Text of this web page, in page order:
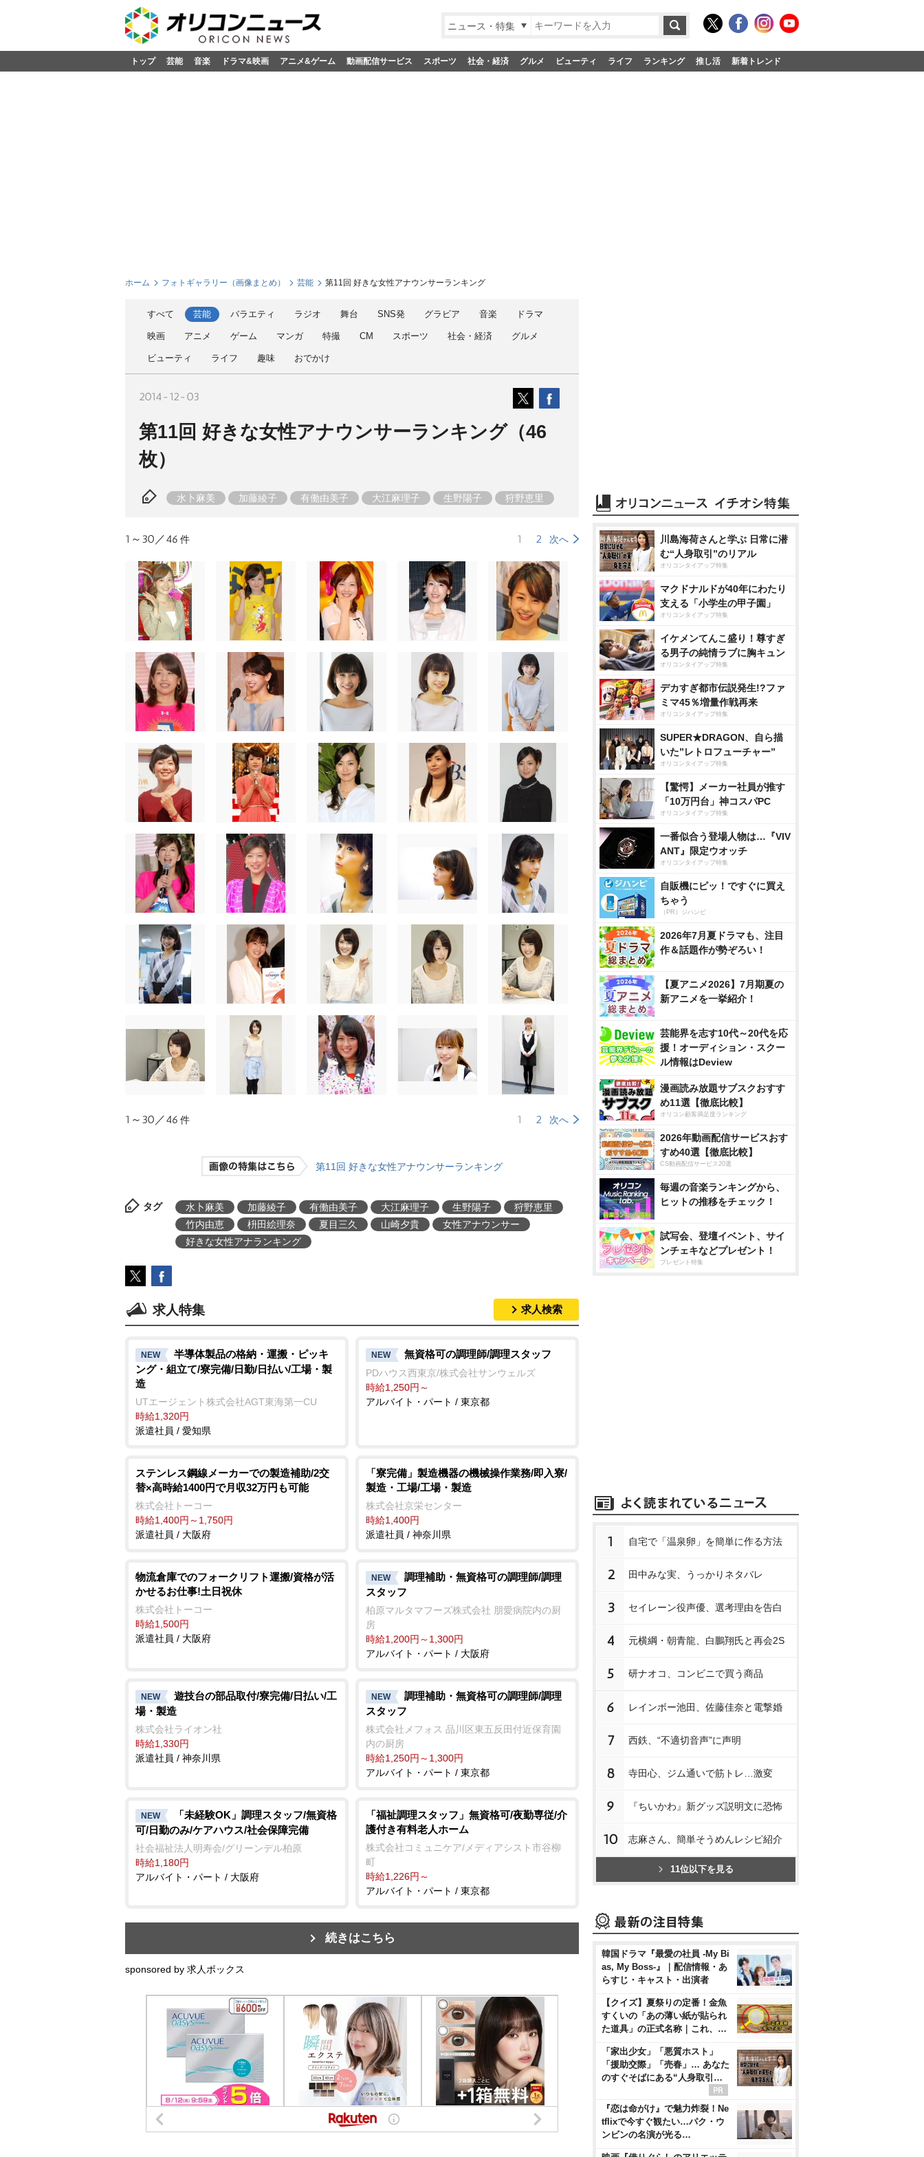
ニュース・特集
トップ 芸能 音楽 ドラマ&映画 アニメ&ゲーム 動画配信サービス スポーツ 社会・経済 グルメ ビューティ ライフ ランキング 推し活 新着トレンド
ホーム フォトギャラリー（画像まとめ） 芸能 第11回 好きな女性アナウンサーランキング
すべて 芸能 バラエティ ラジオ 舞台 SNS発 グラビア 音楽 ドラマ
映画 アニメ ゲーム マンガ 特撮 CM スポーツ 社会・経済 グルメ
ビューティ ライフ 趣味 おでかけ
2014-12-03
第11回 好きな女性アナウンサーランキング（46
枚）
水卜麻美 加藤綾子 有働由美子 大江麻理子 生野陽子
狩野恵里
1～30／46 件 1 2 次へ
1～30／46 件 1 2 次へ
第11回 好きな女性アナウンサーランキング
タグ 水卜麻美 加藤綾子 有働由美子 大江麻理子 生野陽子
狩野恵里
竹内由恵
枡田絵理奈 夏目三久 山崎夕貴
女性アナウンサー
好きな女性アナランキング
求人特集 求人検索
NEW
半導体製品の格納・運搬・ピッキ
ング・組立て/寮完備/日勤/日払い/工場・製
造
UTエージェント株式会社AGT東海第一CU
時給1,320円
派遣社員 / 愛知県
NEW 無資格可の調理師/調理スタッフ
PDハウス西東京/株式会社サンウェルズ
時給1,250円～
アルバイト・パート / 東京都
ステンレス鋼線メーカーでの製造補助/2交
替×高時給1400円で月収32万円も可能
株式会社トーコー
時給1,400円～1,750円
派遣社員 / 大阪府
「寮完備」製造機器の機械操作業務/即入寮/
製造・工場/工場・製造
株式会社京栄センター
時給1,400円
派遣社員 / 神奈川県
物流倉庫でのフォークリフト運搬/資格が活
かせるお仕事!土日祝休
株式会社トーコー
時給1,500円
派遣社員 / 大阪府
NEW
調理補助・無資格可の調理師/調理
スタッフ
柏原マルタマフーズ株式会社 朋愛病院内の厨
房
時給1,200円～1,300円
アルバイト・パート / 大阪府
NEW
遊技台の部品取付/寮完備/日払い/工
場・製造
株式会社ライオン社
時給1,330円
派遣社員 / 神奈川県
NEW
調理補助・無資格可の調理師/調理
スタッフ
株式会社メフォス 品川区東五反田付近保育園
内の厨房
時給1,250円～1,300円
アルバイト・パート / 東京都
NEW
「未経験OK」調理スタッフ/無資格
可/日勤のみ/ケアハウス/社会保障完備
社会福祉法人明寿会/グリーンデル柏原
時給1,180円
アルバイト・パート / 大阪府
「福祉調理スタッフ」無資格可/夜勤専従/介
護付き有料老人ホーム
株式会社コミュニケア/メディアシスト市谷柳
町
時給1,226円～
アルバイト・パート / 東京都
続きはこちら
sponsored by 求人ボックス
川島海荷さんと学ぶ 日常に潜
む“人身取引”のリアル
オリコンタイアップ特集
マクドナルドが40年にわたり
支える「小学生の甲子園」
オリコンタイアップ特集
イケメンてんこ盛り！尊すぎ
る男子の純情ラブに胸キュン
オリコンタイアップ特集
デカすぎ都市伝説発生!?ファ
ミマ45％増量作戦再来
オリコンタイアップ特集
SUPER★DRAGON、自ら描
いた”レトロフューチャー”
オリコンタイアップ特集
【驚愕】メーカー社員が推す
「10万円台」神コスパPC
オリコンタイアップ特集
一番似合う登場人物は…『VIV
ANT』限定ウオッチ
オリコンタイアップ特集
自販機にピッ！ですぐに買え
ちゃう
（PR）ジハンピ
2026年7月夏ドラマも、注目
作＆話題作が勢ぞろい！
【夏アニメ2026】7月期夏の
新アニメを一挙紹介！
芸能界を志す10代～20代を応
援！オーディション・スクー
ル情報はDeview
漫画読み放題サブスクおすす
め11選【徹底比較】
オリコン顧客満足度ランキング
2026年動画配信サービスおす
すめ40選【徹底比較】
CS動画配信サービス20選
毎週の音楽ランキングから、
ヒットの推移をチェック！
試写会、登壇イベント、サイ
ンチェキなどプレゼント！
プレゼント特集
1 自宅で「温泉卵」を簡単に作る方法
2 田中みな実、うっかりネタバレ
3 セイレーン役声優、選考理由を告白
4 元横綱・朝青龍、白鵬翔氏と再会2S
5 研ナオコ、コンビニで買う商品
6 レインボー池田、佐藤佳奈と電撃婚
7 西鉄、“不適切音声”に声明
8 寺田心、ジム通いで筋トレ…激変
9 『ちいかわ』新グッズ説明文に恐怖
10 志麻さん、簡単そうめんレシピ紹介
11位以下を見る
韓国ドラマ『最愛の社員 -My Bi
as, My Boss-』｜配信情報・あ
らすじ・キャスト・出演者
【クイズ】夏祭りの定番！金魚
すくいの「あの薄い紙が貼られ
た道具」の正式名称｜これ、…
「家出少女」「悪質ホスト」
「援助交際」「売春」… あなた
のすぐそばにある“人身取引…
『恋は命がけ』で魅力炸裂！Ne
tflixで今すぐ観たい…パク・ウ
ンビンの名演が光る…